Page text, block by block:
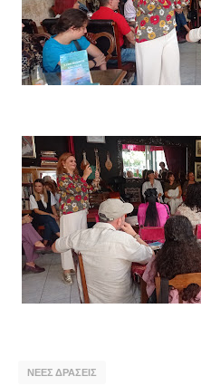
ΝΕΕΣ ΔΡΑΣΕΙΣ